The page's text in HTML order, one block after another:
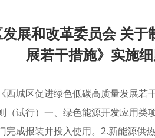
展和改革委员会 关
展若干措施》实施
西城区促进绿色低碳高质量发展
（试行）一、绿色能源开发应用
完成报装并投入使用。2.新能源供